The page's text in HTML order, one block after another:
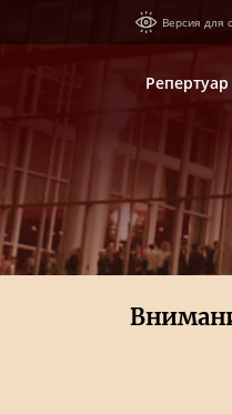
Версия для
Репертуар